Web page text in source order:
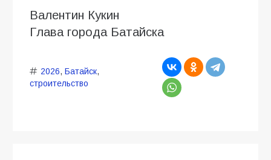
Валентин Кукин
Глава города Батайска
2026, Батайск,
строительство